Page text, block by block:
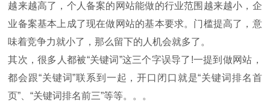
越来越高了，个人备案的网站能做的行业范围越来越小，企
业备案基本上成了现在做网站的基本要求。门槛提高了，意
味着竞争力就小了，那么留下的人机会就多了。
其次，很多人都被“关键词”这三个字误导了!一提到做网站，
都会跟“关键词”联系到一起，开口闭口就是“关键词排名首
页”、“关键词排名前三”等等。。。